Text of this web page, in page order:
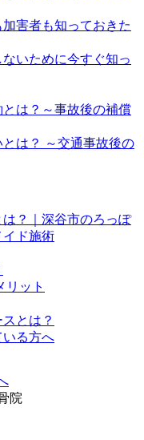
害者も知っておきた
いために今すぐ知っ
は？～事故後の補償
は？ ～交通事故後の
？｜深谷市のろっぽ
イド施術
リット
とは？
いる方へ